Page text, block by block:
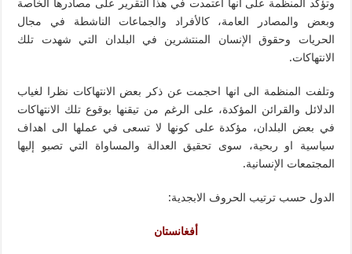
وتؤكد المنظمة على انها اعتمدت في هذا التقرير على مصادرها الخاصة
وبعض والمصادر العامة، كالأفراد والجماعات الناشطة في مجال
الحريات وحقوق الإنسان المنتشرين في البلدان التي شهدت تلك
الانتهاكات.
وتلفت المنظمة الى انها احجمت عن ذكر بعض الانتهاكات نظرا لغياب
الدلائل والقرائن المؤكدة، على الرغم من تيقنها بوقوع تلك الانتهاكات
في بعض البلدان، مؤكدة على كونها لا تسعى في عملها الى اهداف
سياسية او ربحية، سوى تحقيق العدالة والمساواة التي تصبو إليها
المجتمعات الإنسانية.
الدول حسب ترتيب الحروف الابجدية:
أفغانستان